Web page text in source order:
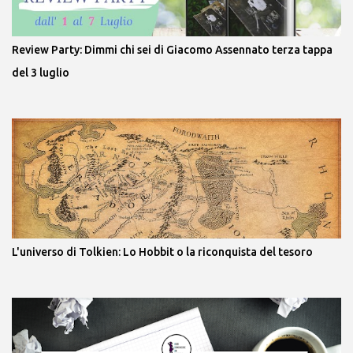
Review Party: Dimmi chi sei di Giacomo Assennato terza tappa
del 3 luglio
L'universo di Tolkien: Lo Hobbit o la riconquista del tesoro